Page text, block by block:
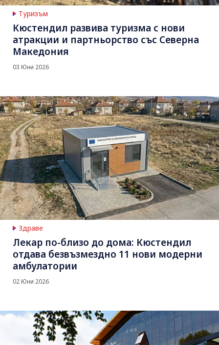
Туризъм
Кюстендил развива туризма с нови
атракции и партньорство със Северна
Македония
03 Юни 2026
Здраве
Лекар по-близо до дома: Кюстендил
отдава безвъзмездно 11 нови модерни
амбулатории
02 Юни 2026